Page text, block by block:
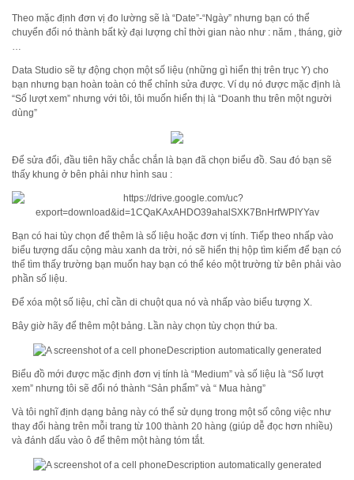
Theo mặc định đơn vị đo lường sẽ là “Date”-“Ngày” nhưng bạn có thể
chuyển đổi nó thành bất kỳ đại lượng chỉ thời gian nào như : năm , tháng, giờ
…
Data Studio sẽ tự động chọn một số liệu (những gì hiển thị trên trục Y) cho
bạn nhưng bạn hoàn toàn có thể chỉnh sửa được. Ví dụ nó được mặc định là
“Số lượt xem” nhưng với tôi, tôi muốn hiển thị là “Doanh thu trên một người
dùng”
Để sửa đổi, đầu tiên hãy chắc chắn là bạn đã chọn biểu đồ. Sau đó bạn sẽ
thấy khung ở bên phải như hình sau :
Bạn có hai tùy chọn để thêm là số liệu hoặc đơn vị tính. Tiếp theo nhấp vào
biểu tượng dấu cộng màu xanh da trời, nó sẽ hiển thị hộp tìm kiếm để bạn có
thể tìm thấy trường bạn muốn hay bạn có thể kéo một trường từ bên phải vào
phần số liệu.
Để xóa một số liệu, chỉ cần di chuột qua nó và nhấp vào biểu tượng X.
Bây giờ hãy để thêm một bảng. Lần này chọn tùy chọn thứ ba.
Biểu đồ mới được mặc định đơn vị tính là “Medium” và số liệu là “Số lượt
xem” nhưng tôi sẽ đổi nó thành “Sản phẩm” và “ Mua hàng”
Và tôi nghĩ định dạng bảng này có thể sử dụng trong một số công việc như
thay đổi hàng trên mỗi trang từ 100 thành 20 hàng (giúp dễ đọc hơn nhiều)
và đánh dấu vào ô để thêm một hàng tóm tắt.